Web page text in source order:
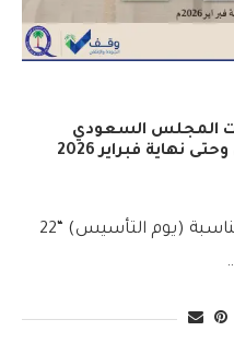
المجلس السعودي
نهاية فبراير 2026
من يوم_بدينا والجودة رسالتنا بمناسبة (يوم التأسيس) “22